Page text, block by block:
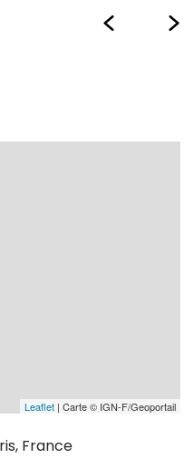
Leaflet | Carte © IGN-F/Geoportail
France